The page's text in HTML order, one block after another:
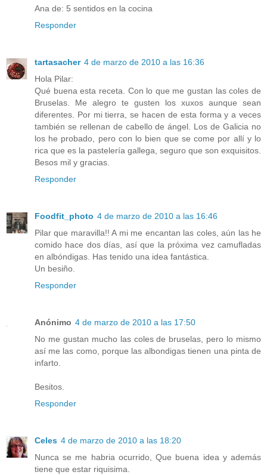
Ana de: 5 sentidos en la cocina
Responder
tartasacher 4 de marzo de 2010 a las 16:36
Hola Pilar:
Qué buena esta receta. Con lo que me gustan las coles de
Bruselas. Me alegro te gusten los xuxos aunque sean
diferentes. Por mi tierra, se hacen de esta forma y a veces
también se rellenan de cabello de ángel. Los de Galicia no
los he probado, pero con lo bien que se come por allí y lo
rica que es la pastelería gallega, seguro que son exquisitos.
Besos mil y gracias.
Responder
Foodfit_photo 4 de marzo de 2010 a las 16:46
Pilar que maravilla!! A mi me encantan las coles, aún las he
comido hace dos días, así que la próxima vez camufladas
en albóndigas. Has tenido una idea fantástica.
Un besiño.
Responder
Anónimo 4 de marzo de 2010 a las 17:50
No me gustan mucho las coles de bruselas, pero lo mismo
así me las como, porque las albondigas tienen una pinta de
infarto.
Besitos.
Responder
Celes 4 de marzo de 2010 a las 18:20
Nunca se me habria ocurrido, Que buena idea y además
tiene que estar riquisima.